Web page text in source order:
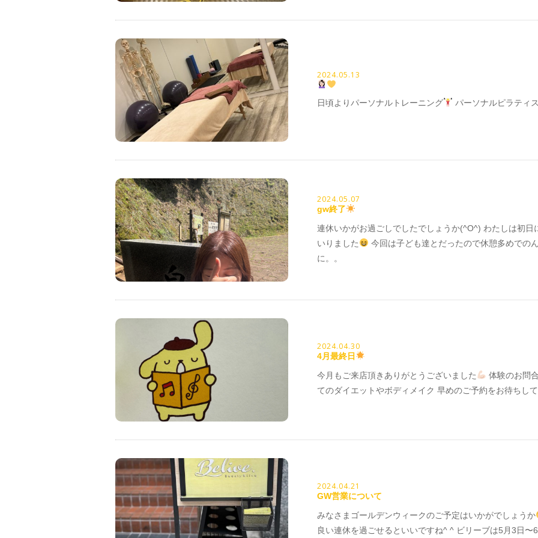
2024.05.13
日頃よりパーソナルトレーニング パーソナルピラティ
2024.05.07
gw終了
連休いかがお過ごしでしたでしょうか(^O^) わたしは初
いりました
今回は子ども達とだったので休憩多めでの
に。。
2024.04.30
4月最終日
今月もご来店頂きありがとうございました
体験のお問
てのダイエットやボディメイク 早めのご予約をお待ちし
2024.04.21
GW営業について
みなさまゴールデンウィークのご予定はいかがでしょうか
良い連休を過ごせるといいですね^ ^ ビリーブは5月3日〜